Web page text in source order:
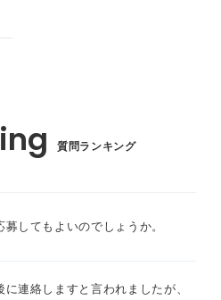
質問ランキング
してもよいのでしょうか。
連絡しますと言われましたが、